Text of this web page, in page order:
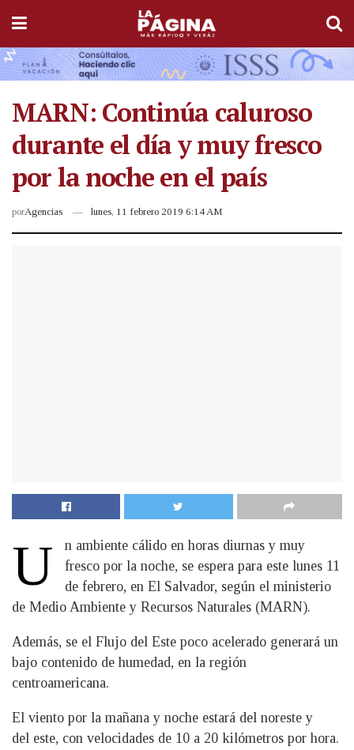
MARN: Continúa caluroso
durante el día y muy fresco
por la noche en el país
porAgencias lunes, 11 febrero 2019 6:14 AM
U
n ambiente cálido en horas diurnas y muy
fresco por la noche, se espera para este lunes 11
de febrero, en El Salvador, según el ministerio
de Medio Ambiente y Recursos Naturales (MARN).
Además, se el Flujo del Este poco acelerado generará un
bajo contenido de humedad, en la región
centroamericana.
El viento por la mañana y noche estará del noreste y
del este, con velocidades de 10 a 20 kilómetros por hora.